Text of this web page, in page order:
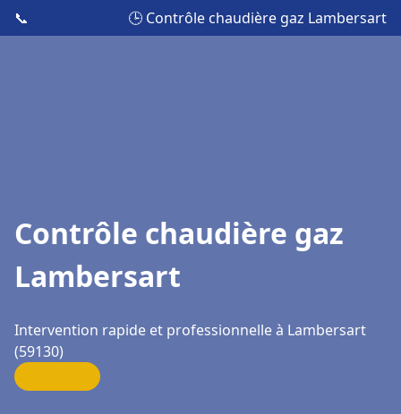
📞 🕒 Contrôle chaudière gaz Lambersart
Contrôle chaudière gaz
Lambersart
Intervention rapide et professionnelle à Lambersart
(59130)